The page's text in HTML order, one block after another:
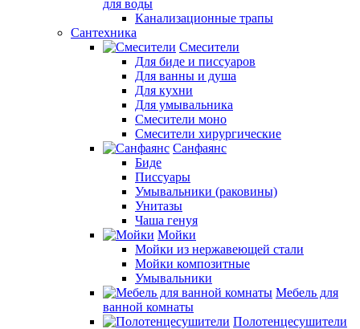
для воды
Канализационные трапы
Сантехника
Смесители
Для биде и писсуаров
Для ванны и душа
Для кухни
Для умывальника
Смесители моно
Смесители хирургические
Санфаянс
Биде
Писсуары
Умывальники (раковины)
Унитазы
Чаша генуя
Мойки
Мойки из нержавеющей стали
Мойки композитные
Умывальники
Мебель для
ванной комнаты
Полотенцесушители